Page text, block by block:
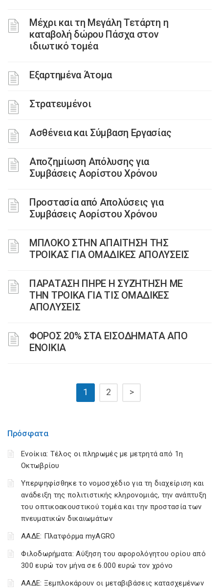
Μέχρι και τη Μεγάλη Τετάρτη η
καταβολή δώρου Πάσχα στον
ιδιωτικό τομέα
Εξαρτημένα Άτομα
Στρατευμένοι
Ασθένεια και Σύμβαση Εργασίας
Αποζημίωση Απόλυσης για
Συμβάσεις Αορίστου Χρόνου
Προστασία από Aπολύσεις για
Συμβάσεις Αορίστου Χρόνου
ΜΠΛΟΚΟ ΣΤΗΝ ΑΠΑΙΤΗΣΗ ΤΗΣ
ΤΡΟΙΚΑΣ ΓΙΑ ΟΜΑΔΙΚΕΣ ΑΠΟΛΥΣΕΙΣ
ΠΑΡΑΤΑΣΗ ΠΗΡΕ Η ΣΥΖΗΤΗΣΗ ΜΕ
ΤΗΝ ΤΡΟΙΚΑ ΓΙΑ ΤΙΣ ΟΜΑΔΙΚΕΣ
ΑΠΟΛΥΣΕΙΣ
ΦΟΡΟΣ 20% ΣΤΑ ΕΙΣΟΔΗΜΑΤΑ ΑΠΟ
ΕΝΟΙΚΙΑ
1 2 >
Πρόσφατα
Ενοίκια: Τέλος οι πληρωμές με μετρητά από 1η
Οκτωβρίου
Υπερψηφίσθηκε το νομοσχέδιο για τη διαχείριση και
ανάδειξη της πολιτιστικής κληρονομιάς, την ανάπτυξη
του οπτικοακουστικού τομέα και την προστασία των
πνευματικών δικαιωμάτων
ΑΑΔΕ: Πλατφόρμα myAGRO
Φιλοδωρήματα: Αύξηση του αφορολόγητου ορίου από
300 ευρώ τον μήνα σε 6.000 ευρώ τον χρόνο
ΑΑΔΕ: Ξεμπλοκάρουν οι μεταβιβάσεις κατασχεμένων